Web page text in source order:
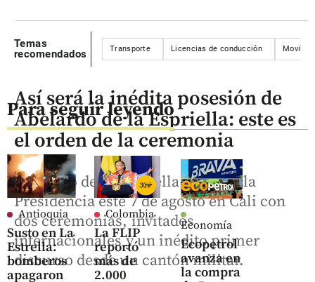
Temas
recomendados
Transporte Licencias de conducción
Para seguir leyendo
Antioquia
Susto en La
Estrella:
bomberos
apagaron
Colombia
La FLIP
reportó
más de
2.000
Economía
Ecopetrol
avanza en
la compra
Así será la inédita posesión de
Abelardo de la Espriella: este es
el orden de la ceremonia
Abelardo de la Espriella asumirá la
Presidencia este 7 de agosto en Cali con
dos ceremonias, invitados
internacionales y un inédito primer
discurso desde un cantón militar.